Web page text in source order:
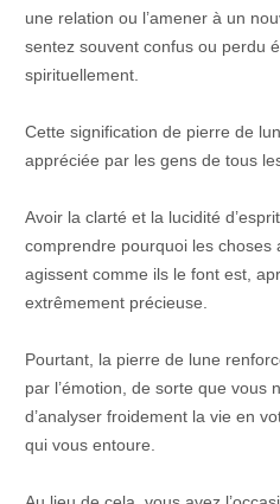
une relation ou l’amener à un
sentez souvent confus ou perdu
spirituellement.
Cette signification de pierre de
appréciée par les gens de tous
Avoir la clarté et la lucidité
comprendre pourquoi les choses
agissent comme ils le font est,
extrêmement précieuse.
Pourtant, la pierre de lune
par l’émotion, de sorte que vous
d’analyser froidement la vie en
qui vous entoure.